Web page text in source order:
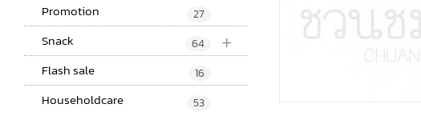
Promotion 27
+
Snack 64
Flash sale 16
Householdcare 53